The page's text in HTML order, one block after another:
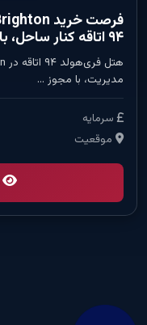
۹۴ اتاقه کنار ساحل، با مجوز توسعه ۱۹ اتاق جدید
مدیریت، با مجوز …
سرمایه
موقعیت